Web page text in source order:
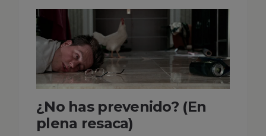
¿No has prevenido? (En
plena resaca)